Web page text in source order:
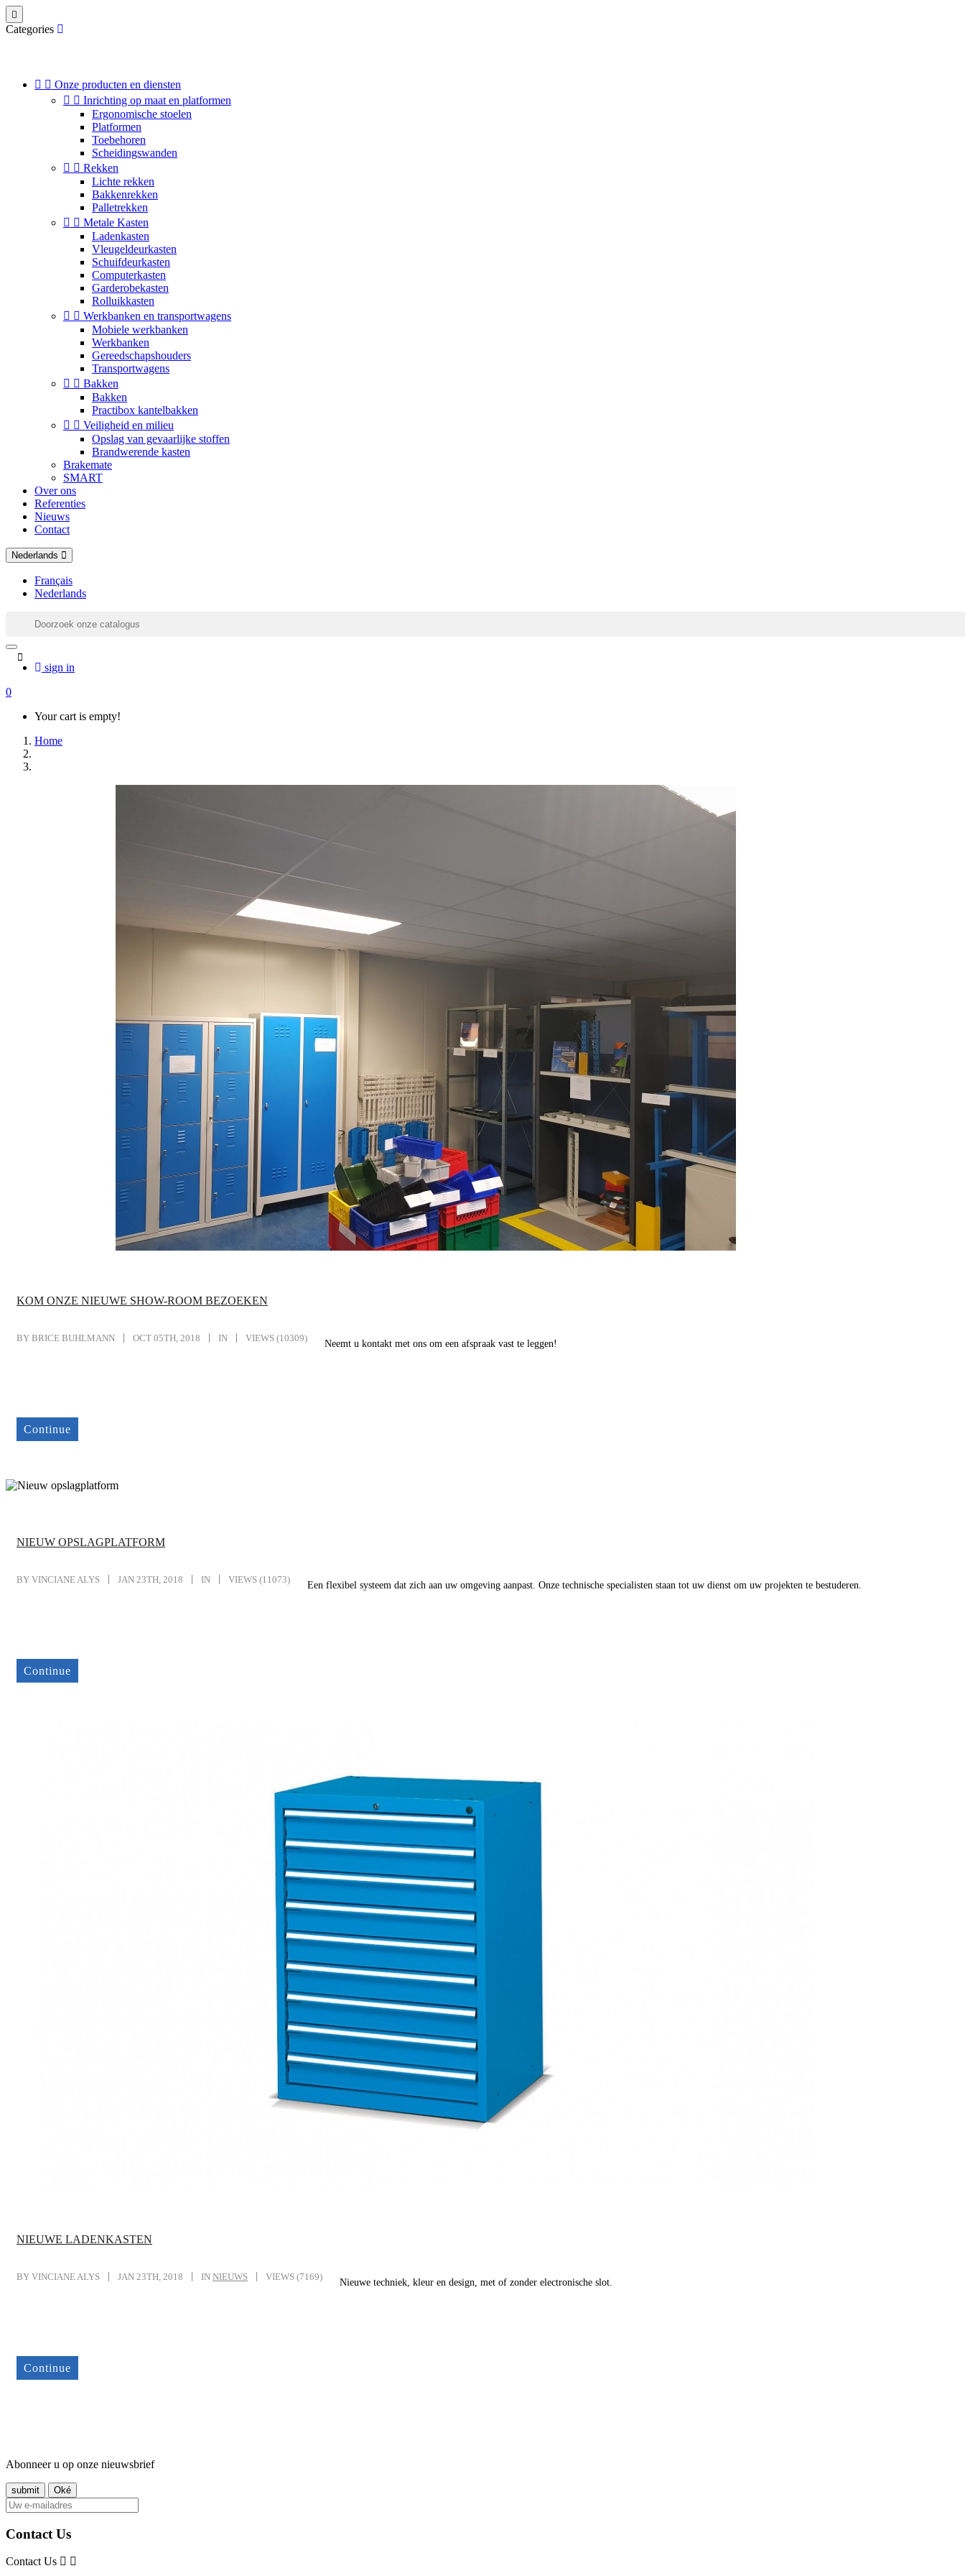

Categories
  Onze producten en diensten
  Inrichting op maat en platformen
Ergonomische stoelen
Platformen
Toebehoren
Scheidingswanden
  Rekken
Lichte rekken
Bakkenrekken
Palletrekken
  Metale Kasten
Ladenkasten
Vleugeldeurkasten
Schuifdeurkasten
Computerkasten
Garderobekasten
Rolluikkasten
  Werkbanken en transportwagens
Mobiele werkbanken
Werkbanken
Gereedschapshouders
Transportwagens
  Bakken
Bakken
Practibox kantelbakken
  Veiligheid en milieu
Opslag van gevaarlijke stoffen
Brandwerende kasten
Brakemate
SMART
Over ons
Referenties
Nieuws
Contact
Nederlands
Français
Nederlands
sign in
0
Your cart is empty!
Home
KOM ONZE NIEUWE SHOW-ROOM BEZOEKEN
BY BRICE BUHLMANN OCT 05TH, 2018 IN VIEWS (10309)
Neemt u kontakt met ons om een afspraak vast te leggen!
Continue
NIEUW OPSLAGPLATFORM
BY VINCIANE ALYS JAN 23TH, 2018 IN VIEWS (11073)
Een flexibel systeem dat zich aan uw omgeving aanpast. Onze technische specialisten staan tot uw dienst om uw projekten te bestuderen.
Continue
NIEUWE LADENKASTEN
BY VINCIANE ALYS JAN 23TH, 2018 IN NIEUWS VIEWS (7169)
Nieuwe techniek, kleur en design, met of zonder electronische slot.
Continue
Abonneer u op onze nieuwsbrief
Contact Us
Contact Us